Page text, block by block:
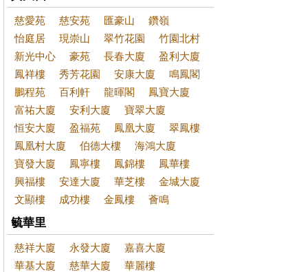
慈愛苑 慈安苑 匯豪山
鑽嶺
怡庭居
現崇山 翠竹花園
竹園北村
新光中心
豪苑 長春大廈
盈利大廈
鳳祥樓
秀芳花園 安康大廈
鳴鳳閣
鵬程苑
百利軒 龍暉閣
鳳寶大廈
富祐大廈
安利大廈
寶翠大廈
恒安大廈
盈福苑 鳳凰大廈
翠鳳樓
鳳凰村大廈
伯德大樓
海鴻大廈
寶發大廈
鳳寧樓 鳳錦樓
鳳華樓
興福樓
安達大廈 華芝樓
金城大廈
文顯樓
成功樓 金鳳樓 薈鳴
毓華里
慈祥大廈 永發大廈
嘉喜大廈
華基大廈
慈華大廈
華麗樓